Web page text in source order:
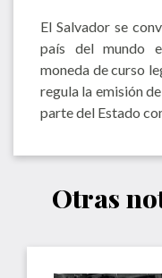
El Salvador se
país del mundo
moneda de curso
regula la emisión
parte del Estado
Otras